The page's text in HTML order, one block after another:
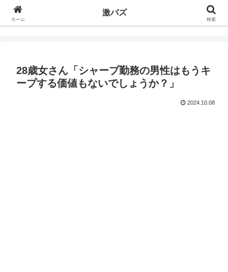
28歳女さん「シャープ勤務の男性はもうキ
ープする価値もないでしょうか？」
2024.10.08
ホーム
激バズ
検索